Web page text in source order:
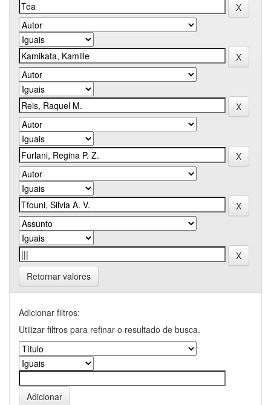
Retornar valores
Adicionar filtros:
Utilizar filtros para refinar o resultado de busca.